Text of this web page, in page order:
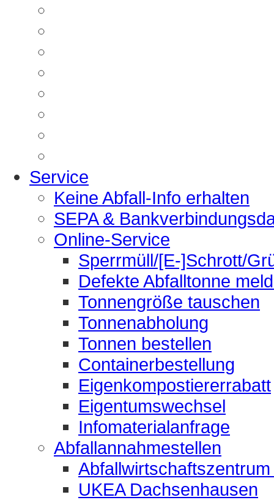
Service
Keine Abfall-Info erhalten
SEPA &
Online-Service
Sperrmüll/[E-]Schrott/
Defekte Abfalltonne
Tonnengröße tauschen
Tonnenabholung
Tonnen bestellen
Containerbestellung
Eigenkompostiererrabatt
Eigentumswechsel
Infomaterialanfrage
Abfallannahmestellen
UKEA Dachsenhausen